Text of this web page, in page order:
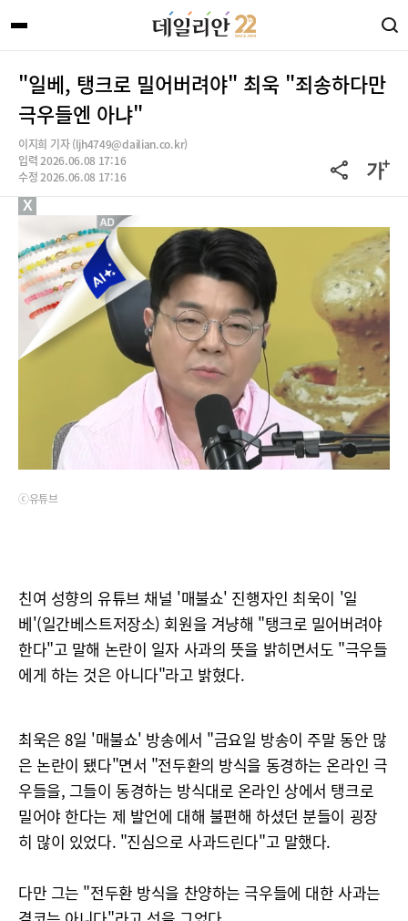
"일베, 탱크로 밀어버려야" 최욱 "죄송하다만
극우들엔 아냐"
이지희 기자 (ljh4749@dailian.co.kr)
입력 2026.06.08 17:16
수정 2026.06.08 17:16
ⓒ유튜브
친여 성향의 유튜브 채널 '매불쇼' 진행자인 최욱이 '일
베'(일간베스트저장소) 회원을 겨냥해 "탱크로 밀어버려야
한다"고 말해 논란이 일자 사과의 뜻을 밝히면서도 "극우들
에게 하는 것은 아니다"라고 밝혔다.
최욱은 8일 '매불쇼' 방송에서 "금요일 방송이 주말 동안 많
은 논란이 됐다"면서 "전두환의 방식을 동경하는 온라인 극
우들을, 그들이 동경하는 방식대로 온라인 상에서 탱크로
밀어야 한다는 제 발언에 대해 불편해 하셨던 분들이 굉장
히 많이 있었다. "진심으로 사과드린다"고 말했다.
다만 그는 "전두환 방식을 찬양하는 극우들에 대한 사과는
X